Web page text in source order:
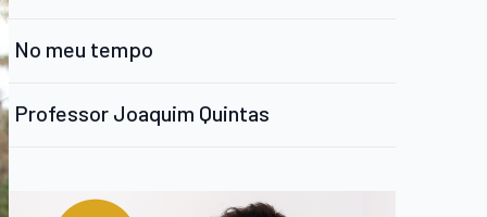
No meu tempo
Professor Joaquim Quintas